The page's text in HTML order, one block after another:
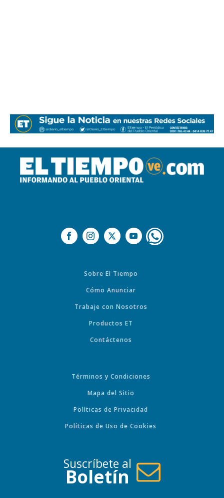
Sobre El Tiempo
Cómo Anunciar
Trabaje con Nosotros
Productos ET
Contáctenos
Términos y Condiciones
Mapa del Sitio
Políticas de Privacidad
Políticas de Uso de Cookies
Suscríbete al
Boletín